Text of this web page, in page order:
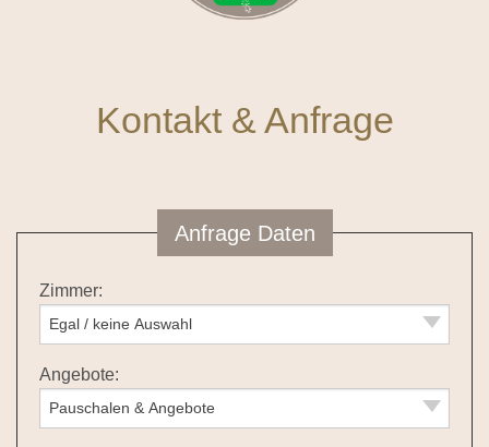
Kontakt & Anfrage
Anfrage Daten
Zimmer:
Angebote: